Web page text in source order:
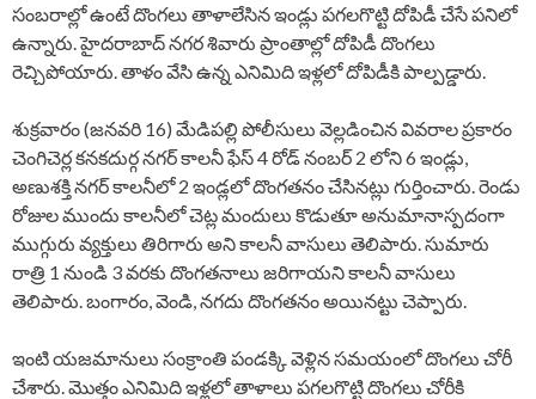
సంబరాల్లో ఉంటే దొంగలు తాళాలేసిన ఇండ్లు పగలగొట్టి దోపిడీ చేసే పనిలో
ఉన్నారు. హైదరాబాద్ నగర శివారు ప్రాంతాల్లో దోపిడీ దొంగలు
రెచ్చిపోయారు. తాళం వేసి ఉన్న ఎనిమిది ఇళ్లలో దోపిడీకి పాల్పడ్డారు.
శుక్రవారం (జనవరి 16) మేడిపల్లి పోలీసులు వెల్లడించిన వివరాల ప్రకారం
చెంగిచెర్ల కనకదుర్గ నగర్ కాలనీ ఫేస్ 4 రోడ్ నంబర్ 2 లోని 6 ఇండ్లు,
అణుశక్తి నగర్ కాలనీలో 2 ఇండ్లలో దొంగతనం చేసినట్లు గుర్తించారు. రెండు
రోజుల ముందు కాలనీలో చెట్ల మందులు కొడుతూ అనుమానాస్పదంగా
ముగ్గురు వ్యక్తులు తిరిగారు అని కాలనీ వాసులు తెలిపారు. సుమారు
రాత్రి 1 నుండి 3 వరకు దొంగతనాలు జరిగాయని కాలనీ వాసులు
తెలిపారు. బంగారం, వెండి, నగదు దొంగతనం అయినట్టు చెప్పారు.
ఇంటి యజమానులు సంక్రాంతి పండక్కి వెళ్లిన సమయంలో దొంగలు చోరీ
చేశారు. మొత్తం ఎనిమిది ఇళ్లలో తాళాలు పగలగొట్టి దొంగలు చోరీకి